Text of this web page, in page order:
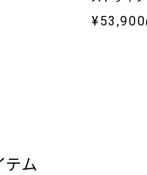
¥53,900
テム